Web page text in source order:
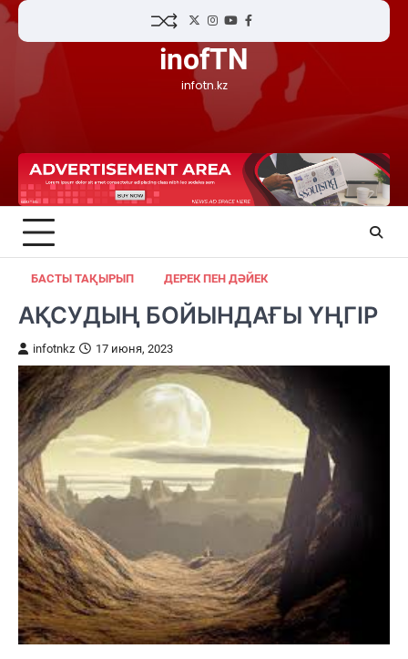
Skip
content
TwitterInstagram
YouTubeFacebook
inofTN
infotn.kz
БАСТЫ ТАҚЫРЫП ДЕРЕК ПЕН ДӘЙЕК
АҚСУДЫҢ БОЙЫНДАҒЫ ҮҢГІР
infotnkz 17 июня, 2023